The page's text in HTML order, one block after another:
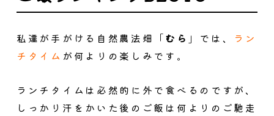
私達が手がける自然農法畑「むら 」では、
ラン
チタイム が何よりの楽しみです。
ランチタイムは必然的に外で食べるのですが、
しっかり汗をかいた後のご飯は何よりのご馳走